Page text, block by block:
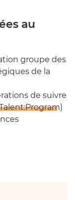
au
groupe des
de la
de suivre
)